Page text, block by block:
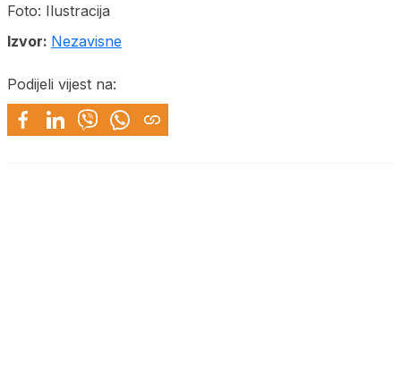
Foto: Ilustracija
Izvor: Nezavisne
Podijeli vijest na: